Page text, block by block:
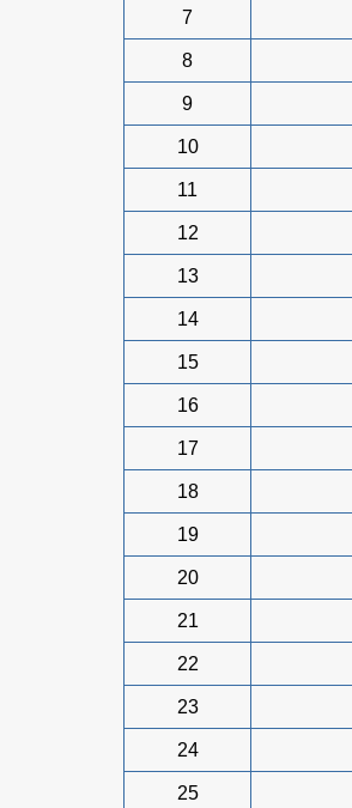
7
8
9
10
11
12
13
14
15
16
17
18
19
20
21
22
23
24
25